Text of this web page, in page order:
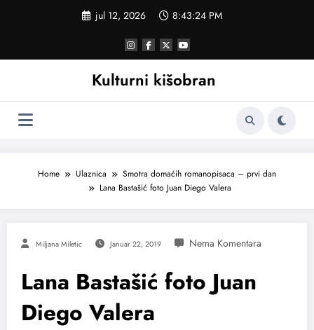
jul 12, 2026 8:43:24 PM
Kulturni kišobran
Home Ulaznica
Smotra domaćih romanopisaca – prvi dan
Lana Bastašić foto Juan Diego Valera
Miljana Miletic Januar 22, 2019
Lana Bastašić foto Juan
Diego Valera